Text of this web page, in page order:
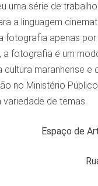
uma série de
a linguagem
fotografia apenas
a fotografia é um
cultura maranhense
no Ministério
variedade de temas.
Espaço de